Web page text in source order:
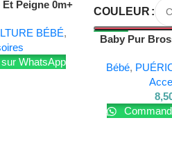
Peigne 0m+
BÉBÉ,
WhatsApp
COULEUR
Baby Pur
Bébé,